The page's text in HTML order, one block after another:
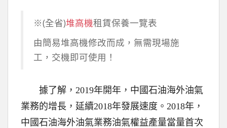
※(全省)堆高機租賃保養一覽表
由簡易堆高機修改而成，無需現場施
工，交機即可使用！
據了解，2019年開年，中國石油海外油氣
業務的增長，延續2018年發展速度。2018年，
中國石油海外油氣業務油氣權益產量當量首次